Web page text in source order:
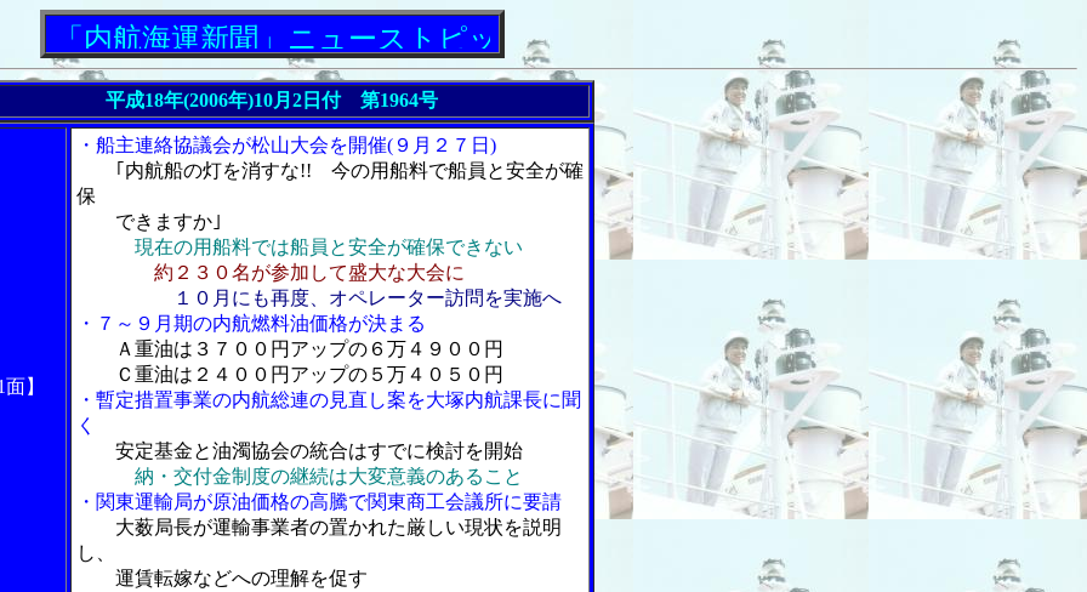
航海運新聞」ニューストピックス
平成18年(2006年)10月2日付 第1964号
】
・船主連絡協議会が松山大会を開催(９月２７日)
｢内航船の灯を消すな!! 今の用船料で船員と安全が確
保
できますか｣
現在の用船料では船員と安全が確保できない
約２３０名が参加して盛大な大会に
１０月にも再度、オペレーター訪問を実施へ
・７～９月期の内航燃料油価格が決まる
Ａ重油は３７００円アップの６万４９００円
Ｃ重油は２４００円アップの５万４０５０円
・暫定措置事業の内航総連の見直し案を大塚内航課長に聞
く
安定基金と油濁協会の統合はすでに検討を開始
納・交付金制度の継続は大変意義のあること
・関東運輸局が原油価格の高騰で関東商工会議所に要請
大薮局長が運輸事業者の置かれた厳しい現状を説明
し、
運賃転嫁などへの理解を促す